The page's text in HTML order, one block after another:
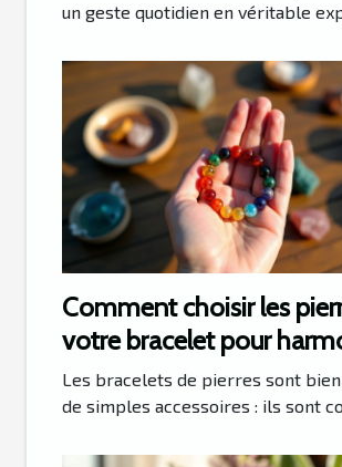
un geste quotidien en véritable
Comment choisir les
votre bracelet pour
vos chakras ?
Les bracelets de pierres sont
de simples accessoires : ils sont